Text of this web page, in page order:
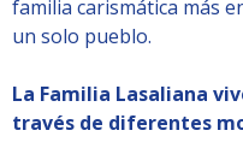
familia carismática más
un solo pueblo.
La Familia Lasaliana
través de diferentes